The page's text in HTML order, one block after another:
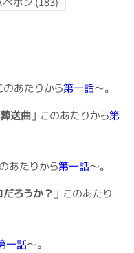
のあたりから第一話～。
送曲 」 このあたりから第
のあたりから第一話～。
ろうか？ 」 このあたり
一話～。